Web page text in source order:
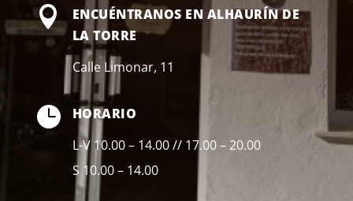

ENCUÉNTRANOS EN ALHAURÍN DE
LA TORRE
Calle Limonar, 11

HORARIO
L-V 10.00 – 14.00 // 17.00 – 20.00
S 10.00 – 14.00